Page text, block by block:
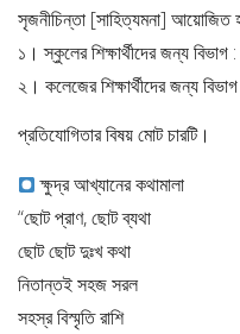
সৃজনীচিন্তা [সাহিত্যমনা] আয়োজিত
১। স্কুলের শিক্ষার্থীদের জন্য বিভাগ :
২। কলেজের শিক্ষার্থীদের জন্য বিভাগ
প্রতিযোগিতার বিষয় মোট চারটি।
ক্ষুদ্র আখ্যানের কথামালা
“ছোট প্রাণ, ছোট ব্যথা
ছোট ছোট দুঃখ কথা
নিতান্তই সহজ সরল
সহস্র বিস্মৃতি রাশি